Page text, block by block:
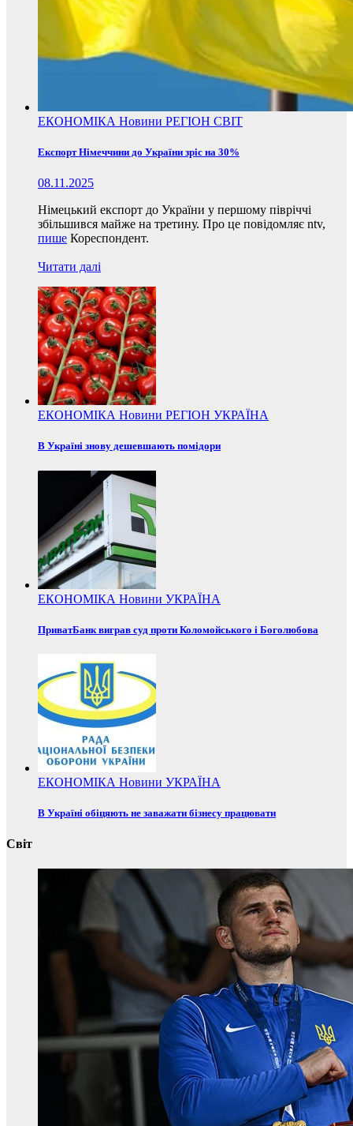
ЕКОНОМІКА Новини РЕГІОН СВІТ
Експорт Німеччини до України зріс на 30%
08.11.2025
Німецький експорт до України у першому півріччі
збільшився майже на третину. Про це повідомляє ntv,
пише Кореспондент.
Читати далі
ЕКОНОМІКА Новини РЕГІОН УКРАЇНА
В Україні знову дешевшають помідори
ЕКОНОМІКА Новини УКРАЇНА
ПриватБанк виграв суд проти Коломойського і Боголюбова
ЕКОНОМІКА Новини УКРАЇНА
В Україні обіцяють не заважати бізнесу працювати
Світ